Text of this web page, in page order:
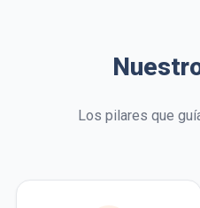
Los pilares que